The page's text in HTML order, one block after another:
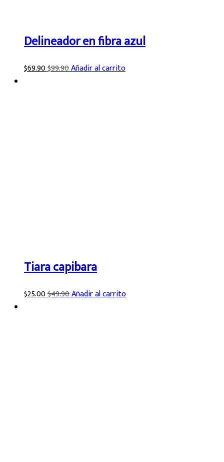
Delineador en fibra azul
$69.90$99.90Añadir al carrito
Tiara capibara
$25.00$49.90Añadir al carrito